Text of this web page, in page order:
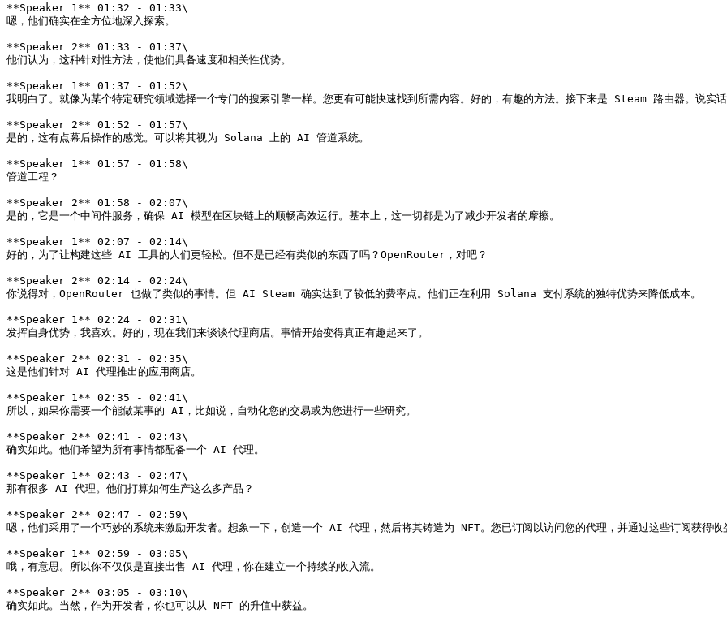
**Speaker 1** 01:32 - 01:33\
嗯，他们确实在全方位地深入探索。
**Speaker 2** 01:33 - 01:37\
他们认为，这种针对性方法，使他们具备速度和相关性优势。
**Speaker 1** 01:37 - 01:52\
我明白了。就像为某个特定研究领域选择一个专门的搜索引擎一样。您更有可能快速找到所需内容。好的，有趣的方法。接下来是 Steam 路由器。说实
**Speaker 2** 01:52 - 01:57\
是的，这有点幕后操作的感觉。可以将其视为 Solana 上的 AI 管道系统。
**Speaker 1** 01:57 - 01:58\
管道工程？
**Speaker 2** 01:58 - 02:07\
是的，它是一个中间件服务，确保 AI 模型在区块链上的顺畅高效运行。基本上，这一切都是为了减少开发者的摩擦。
**Speaker 1** 02:07 - 02:14\
好的，为了让构建这些 AI 工具的人们更轻松。但不是已经有类似的东西了吗？OpenRouter，对吧？
**Speaker 2** 02:14 - 02:24\
你说得对，OpenRouter 也做了类似的事情。但 AI Steam 确实达到了较低的费率点。他们正在利用 Solana 支付系统的独特优势来降低成本。
**Speaker 1** 02:24 - 02:31\
发挥自身优势，我喜欢。好的，现在我们来谈谈代理商店。事情开始变得真正有趣起来了。
**Speaker 2** 02:31 - 02:35\
这是他们针对 AI 代理推出的应用商店。
**Speaker 1** 02:35 - 02:41\
所以，如果你需要一个能做某事的 AI，比如说，自动化您的交易或为您进行一些研究。
**Speaker 2** 02:41 - 02:43\
确实如此。他们希望为所有事情都配备一个 AI 代理。
**Speaker 1** 02:43 - 02:47\
那有很多 AI 代理。他们打算如何生产这么多产品？
**Speaker 2** 02:47 - 02:59\
嗯，他们采用了一个巧妙的系统来激励开发者。想象一下，创造一个 AI 代理，然后将其铸造为 NFT。您已订阅以访问您的代理，并通过这些订阅获得收
**Speaker 1** 02:59 - 03:05\
哦，有意思。所以你不仅仅是直接出售 AI 代理，你在建立一个持续的收入流。
**Speaker 2** 03:05 - 03:10\
确实如此。当然，作为开发者，你也可以从 NFT 的升值中获益。